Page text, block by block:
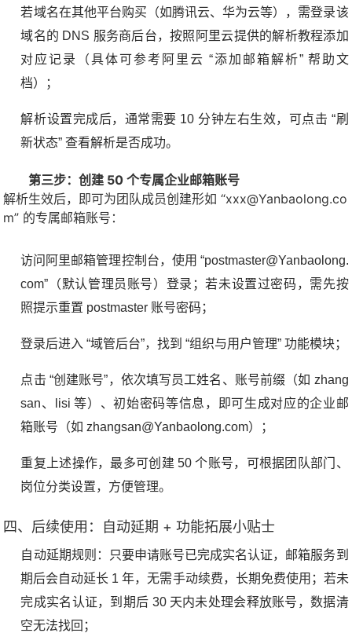
若域名在其他平台购买（如腾讯云、华为云等），需登录该
域名的 DNS 服务商后台，按照阿里云提供的解析教程添加
对应记录（具体可参考阿里云 “添加邮箱解析” 帮助文
档）；
解析设置完成后，通常需要 10 分钟左右生效，可点击 “刷
新状态” 查看解析是否成功。
第三步：创建 50 个专属企业邮箱账号
解析生效后，即可为团队成员创建形如 “xxx@Yanbaolong.co
m” 的专属邮箱账号：
访问阿里邮箱管理控制台，使用 “postmaster@Yanbaolong.
com”（默认管理员账号）登录；若未设置过密码，需先按
照提示重置 postmaster 账号密码；
登录后进入 “域管后台”，找到 “组织与用户管理” 功能模块；
点击 “创建账号”，依次填写员工姓名、账号前缀（如 zhang
san、lisi 等）、初始密码等信息，即可生成对应的企业邮
箱账号（如 zhangsan@Yanbaolong.com）；
重复上述操作，最多可创建 50 个账号，可根据团队部门、
岗位分类设置，方便管理。
四、后续使用：自动延期 + 功能拓展小贴士
自动延期规则：只要申请账号已完成实名认证，邮箱服务到
期后会自动延长 1 年，无需手动续费，长期免费使用；若未
完成实名认证，到期后 30 天内未处理会释放账号，数据清
空无法找回；